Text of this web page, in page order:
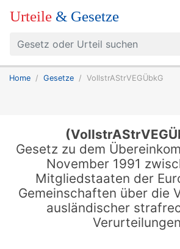
Urteile & Gesetze
Home Gesetze VollstrAStrVEGÜbkG
Gesetz zu dem
November 1991
Mitgliedstaaten der
Gemeinschaften über die
ausländischer
Verurteilungen